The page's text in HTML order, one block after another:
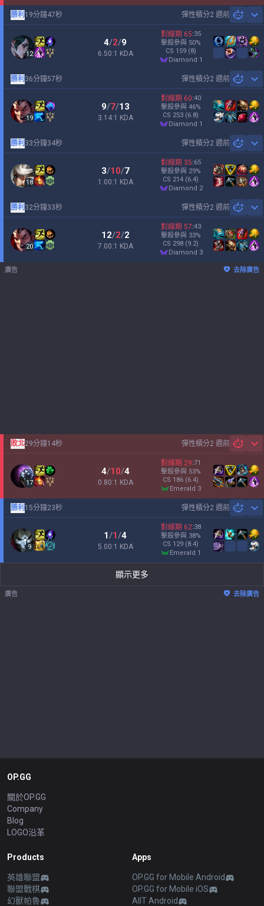
彈性積分2 週前
勝利 19分鐘47秒
12
4/2/9
6.50:1 KDA
對線期 65:35
擊殺參與 50%
CS 159 (8)
diamond 1
彈性積分2 週前
勝利 36分鐘57秒
19
9/7/13
3.14:1 KDA
對線期 60:40
擊殺參與 46%
CS 253 (6.8)
diamond 1
彈性積分2 週前
勝利 33分鐘34秒
18
3/10/7
1.00:1 KDA
對線期 35:65
擊殺參與 29%
CS 214 (6.4)
diamond 2
彈性積分2 週前
勝利 32分鐘33秒
20
12/2/2
7.00:1 KDA
對線期 57:43
擊殺參與 33%
CS 298 (9.2)
diamond 3
廣告 去除廣告
彈性積分2 週前
敗北29分鐘14秒
17
4/10/4
0.80:1 KDA
對線期 29:71
擊殺參與 53%
CS 186 (6.4)
emerald 3
彈性積分2 週前
勝利 15分鐘23秒
9
1/1/4
5.00:1 KDA
對線期 62:38
擊殺參與 38%
CS 129 (8.4)
emerald 1
顯示更多
廣告 去除廣告
OP.GG
關於OP.GG
Company
Blog
LOGO沿革
Products
英雄聯盟
聯盟戰棋
幻獸帕魯
Apps
OP.GG for Mobile Android
OP.GG for Mobile iOS
AllT Android